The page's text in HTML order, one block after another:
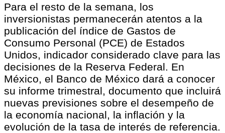
Para el resto de la semana, los
inversionistas permanecerán atentos a la
publicación del índice de Gastos de
Consumo Personal (PCE) de Estados
Unidos, indicador considerado clave para las
decisiones de la Reserva Federal. En
México, el Banco de México dará a conocer
su informe trimestral, documento que incluirá
nuevas previsiones sobre el desempeño de
la economía nacional, la inflación y la
evolución de la tasa de interés de referencia.